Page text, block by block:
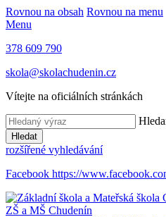
Rovnou na obsah Rovnou na menu
Menu
378 609 790
skola@skolachudenin.cz
Vítejte na oficiálních stránkách
Hledat
rozšířené vyhledávání
Facebook https://
ZŠ a MŠ Chudenín